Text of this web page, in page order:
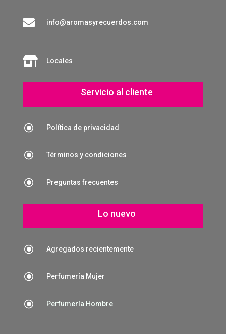
 info@aromasyrecuerdos.com
 Locales
Servicio al cliente
\ Política de privacidad
\ Términos y condiciones
\ Preguntas frecuentes
Lo nuevo
\ Agregados recientemente
\ Perfumería Mujer
\ Perfumería Hombre